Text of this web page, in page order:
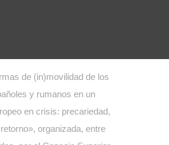
de (in)movilidad de los
y rumanos en un
en crisis: precariedad,
organizada, entre